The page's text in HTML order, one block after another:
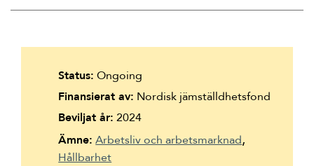
Status: Ongoing
Finansierat av: Nordisk jämställdhetsfond
Beviljat år: 2024
Ämne: Arbetsliv och arbetsmarknad
Hållbarhet